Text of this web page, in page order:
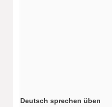
Deutsch sprechen üben